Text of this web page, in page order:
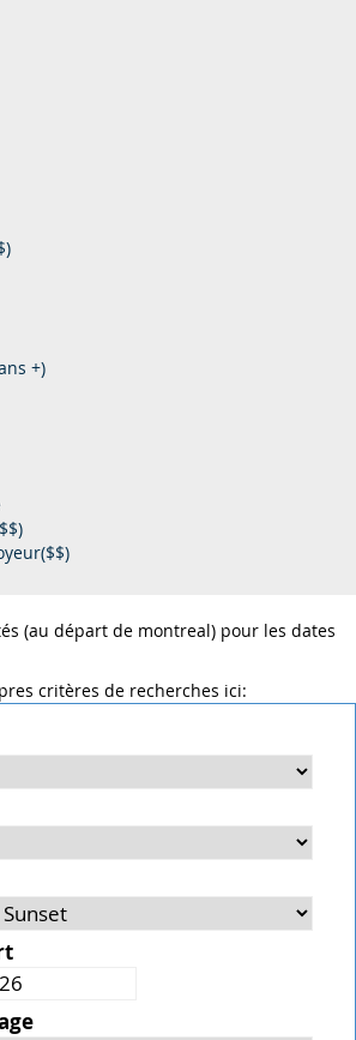
+)
(au départ de montreal) pour les dates
critères de recherches ici: